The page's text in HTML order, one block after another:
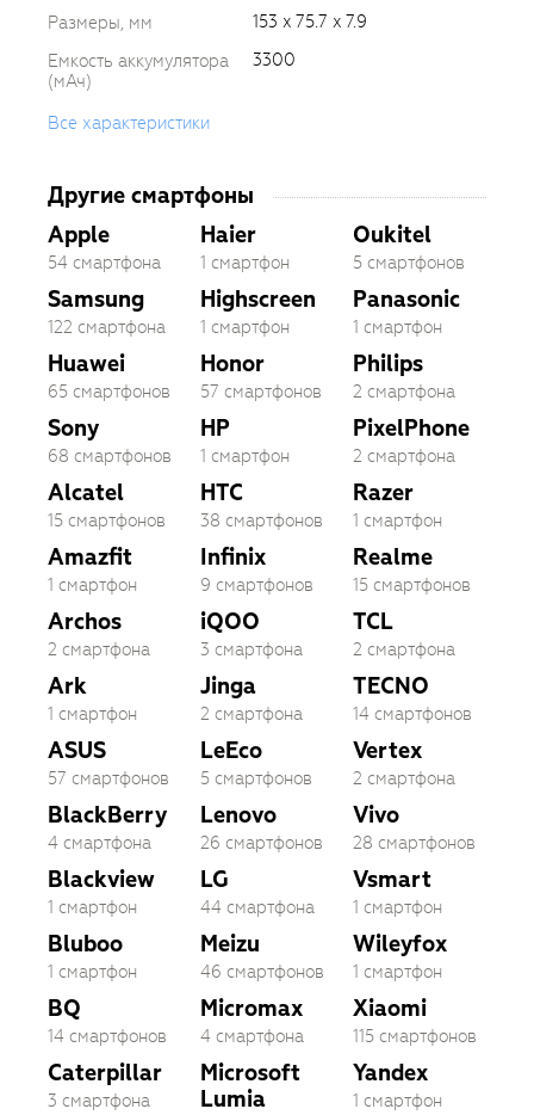
Размеры, мм
153 x 75.7 x 7.9
Емкость аккумулятора
(мАч)
3300
Все характеристики
Другие смартфоны
Apple
54 смартфона
Samsung
122 смартфона
Huawei
65 смартфонов
Sony
68 смартфонов
Alcatel
15 смартфонов
Amazfit
1 смартфон
Archos
2 смартфона
Ark
1 смартфон
ASUS
57 смартфонов
BlackBerry
4 смартфона
Blackview
1 смартфон
Bluboo
1 смартфон
BQ
14 смартфонов
Caterpillar
3 смартфона
Haier
1 смартфон
Highscreen
1 смартфон
Honor
57 смартфонов
HP
1 смартфон
HTC
38 смартфонов
Infinix
9 смартфонов
iQOO
3 смартфона
Jinga
2 смартфона
LeEco
5 смартфонов
Lenovo
26 смартфонов
LG
44 смартфона
Meizu
46 смартфонов
Micromax
4 смартфона
Microsoft
Lumia
Oukitel
5 смартфонов
Panasonic
1 смартфон
Philips
2 смартфона
PixelPhone
2 смартфона
Razer
1 смартфон
Realme
15 смартфонов
TCL
2 смартфона
TECNO
14 смартфонов
Vertex
2 смартфона
Vivo
28 смартфонов
Vsmart
1 смартфон
Wileyfox
1 смартфон
Xiaomi
115 смартфонов
Yandex
1 смартфон